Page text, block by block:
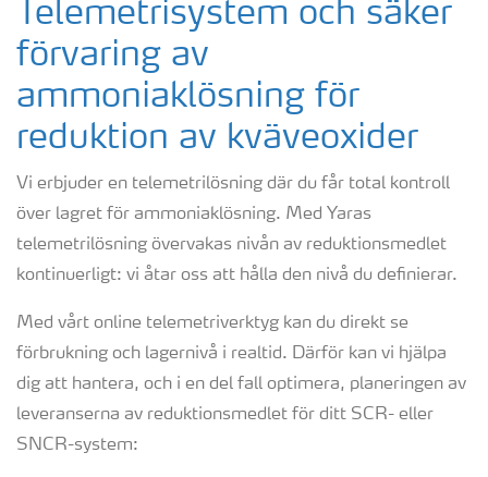
Telemetrisystem och säker
förvaring av
ammoniaklösning för
reduktion av kväveoxider
Vi erbjuder en telemetrilösning där du får total kontroll
över lagret för ammoniaklösning. Med Yaras
telemetrilösning övervakas nivån av reduktionsmedlet
kontinuerligt: vi åtar oss att hålla den nivå du definierar.
Med vårt online telemetriverktyg kan du direkt se
förbrukning och lagernivå i realtid. Därför kan vi hjälpa
dig att hantera, och i en del fall optimera, planeringen av
leveranserna av reduktionsmedlet för ditt SCR- eller
SNCR-system: